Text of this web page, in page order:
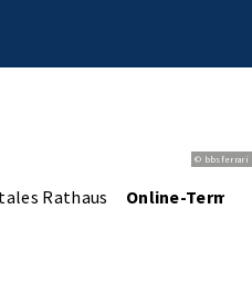
© bbsferrari
Rathaus Online-